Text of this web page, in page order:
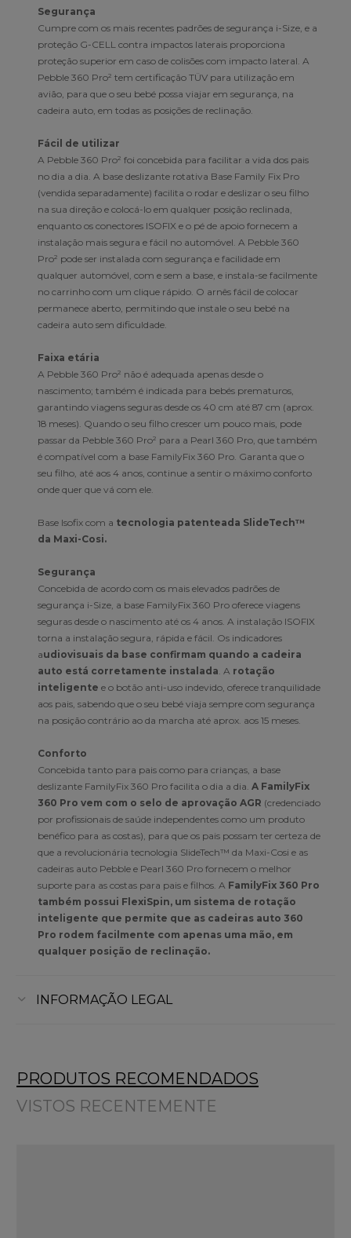
Segurança
Cumpre com os mais recentes padrões de segurança i-Size, e a
proteção G-CELL contra impactos laterais proporciona
proteção superior em caso de colisões com impacto lateral. A
Pebble 360 Pro² tem certificação TÜV para utilização em
avião, para que o seu bebé possa viajar em segurança, na
cadeira auto, em todas as posições de reclinação.
Fácil de utilizar
A Pebble 360 Pro² foi concebida para facilitar a vida dos pais
no dia a dia. A base deslizante rotativa Base Family Fix Pro
(vendida separadamente) facilita o rodar e deslizar o seu filho
na sua direção e colocá-lo em qualquer posição reclinada,
enquanto os conectores ISOFIX e o pé de apoio fornecem a
instalação mais segura e fácil no automóvel. A Pebble 360
Pro² pode ser instalada com segurança e facilidade em
qualquer automóvel, com e sem a base, e instala-se facilmente
no carrinho com um clique rápido. O arnês fácil de colocar
permanece aberto, permitindo que instale o seu bebé na
cadeira auto sem dificuldade.
Faixa etária
A Pebble 360 Pro² não é adequada apenas desde o
nascimento; também é indicada para bebés prematuros,
garantindo viagens seguras desde os 40 cm até 87 cm (aprox.
18 meses). Quando o seu filho crescer um pouco mais, pode
passar da Pebble 360 Pro² para a Pearl 360 Pro, que também
é compatível com a base FamilyFix 360 Pro. Garanta que o
seu filho, até aos 4 anos, continue a sentir o máximo conforto
onde quer que vá com ele.
Base Isofix com a tecnologia patenteada SlideTech™
da Maxi-Cosi.
Segurança
Concebida de acordo com os mais elevados padrões de
segurança i-Size, a base FamilyFix 360 Pro oferece viagens
seguras desde o nascimento até os 4 anos. A instalação ISOFIX
torna a instalação segura, rápida e fácil. Os indicadores
audiovisuais da base confirmam quando a cadeira
auto está corretamente instalada. A rotação
inteligente e o botão anti-uso indevido, oferece tranquilidade
aos pais, sabendo que o seu bebé viaja sempre com segurança
na posição contrário ao da marcha até aprox. aos 15 meses.
Conforto
Concebida tanto para pais como para crianças, a base
deslizante FamilyFix 360 Pro facilita o dia a dia. A FamilyFix
360 Pro vem com o selo de aprovação AGR (credenciado
por profissionais de saúde independentes como um produto
benéfico para as costas), para que os pais possam ter certeza de
que a revolucionária tecnologia SlideTech™ da Maxi-Cosi e as
cadeiras auto Pebble e Pearl 360 Pro fornecem o melhor
suporte para as costas para pais e filhos. A FamilyFix 360 Pro
também possui FlexiSpin, um sistema de rotação
inteligente que permite que as cadeiras auto 360
Pro rodem facilmente com apenas uma mão, em
qualquer posição de reclinação.
INFORMAÇÃO LEGAL
PRODUTOS RECOMENDADOS
VISTOS RECENTEMENTE